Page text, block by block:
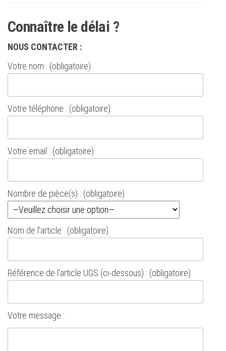
Connaître le délai ?
NOUS CONTACTER :
Votre nom : (obligatoire)
Votre téléphone : (obligatoire)
Votre email : (obligatoire)
Nombre de pièce(s) : (obligatoire)
Nom de l'article : (obligatoire)
Référence de l'article UGS (ci-dessous) : (obligatoire)
Votre message :